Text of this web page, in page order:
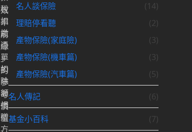
名人談保險
(14)
理賠停看聽
(2)
產物保險(家庭險)
(3)
產物保險(機車篇)
(3)
產物保險(汽車篇)
(5)
名人傳記 (6)
基金小百科 (7)
效
率
前
緣
」
的
參
考
價
值
稅
扣
繳
憑
單
扣
除
額
捐
贈
方